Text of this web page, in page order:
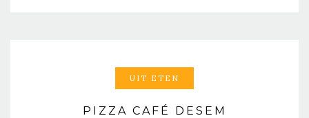
UIT ETEN
PIZZA CAFÉ DESEM